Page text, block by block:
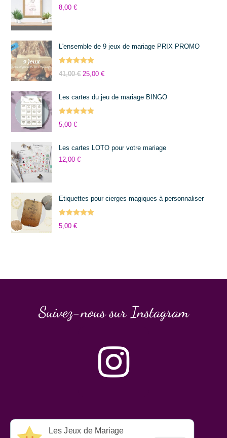
8,00€
L'ensemble de 9 jeux de mariage PRIX PROMO
Note5.00
41,00€ 25,00€
Les cartes du jeu de mariage BINGO
Note 5.00
5,00€
Les cartes LOTO pour votre mariage
12,00€
Etiquettes pour cierges magiques à personnaliser
Note 5.00
5,00€
Suivez-nous sur Instagram
Les Jeux de Mariage